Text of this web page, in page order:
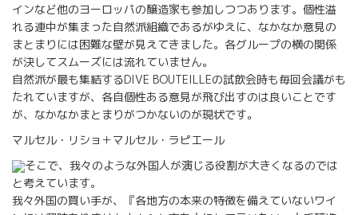
インなど他のヨーロッパの醸造家も参加しつつあります。個性溢
れる連中が集まった自然派組織であるがゆえに、なかなか意見の
まとまりには困難な壁が見えてきました。各グループの横の関係
が決してスムーズには流れていません。
自然派が最も集結するDIVE BOUTEILLEの試飲会時も毎回会議がも
たれていますが、各自個性ある意見が飛び出すのは良いことです
が、なかなかまとまりがつかないのが現状です。
マルセル・リショ＋マルセル・ラピエール
そこで、我々のような外国人が演じる役割が大きくなるのでは
と考えています。
我々外国の買い手が、『各地方の本来の特徴を備えていないワイ